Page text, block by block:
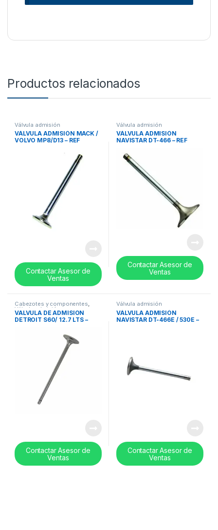
Productos relacionados
Válvula admisión
VÁLVULA ADMISIÓN MACK /
VOLVO MP8/D13 – REF
Contactar Asesor de
Ventas
Válvula admisión
VÁLVULA ADMISIÓN
NAVISTAR DT-466 – REF
Contactar Asesor de
Ventas
Cabezotes y componentes,
Válvula admisión
VALVULA DE ADMISION
DETROIT S60/ 12.7 LTS –
Contactar Asesor de
Ventas
Válvula admisión
VÁLVULA ADMISIÓN
NAVISTAR DT-466E / 530E –
Contactar Asesor de
Ventas